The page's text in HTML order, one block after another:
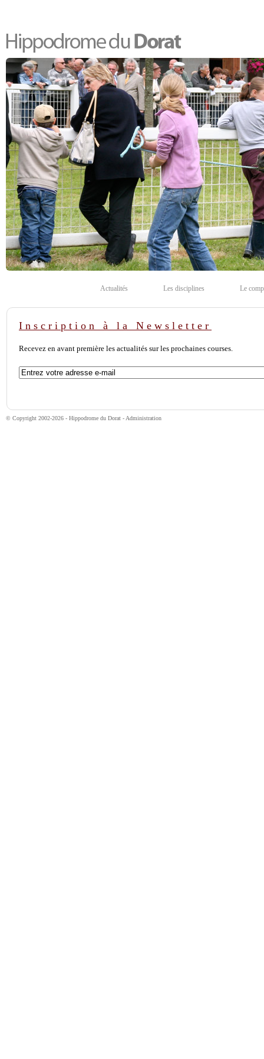
Actualités Les disciplines Le
Inscription à la Newsletter
Recevez en avant première les actualités sur les prochaines courses.
© Copyright 2002-2026 - Hippodrome du Dorat - Administration